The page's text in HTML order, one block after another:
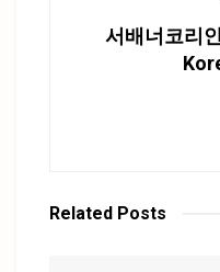
서배너코리
Related Posts